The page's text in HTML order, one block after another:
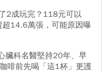
2成玩完？118元可以
14.6萬張，可能原因曝
臟科名醫堅持20年、早
啡前先喝「這1杯」更護